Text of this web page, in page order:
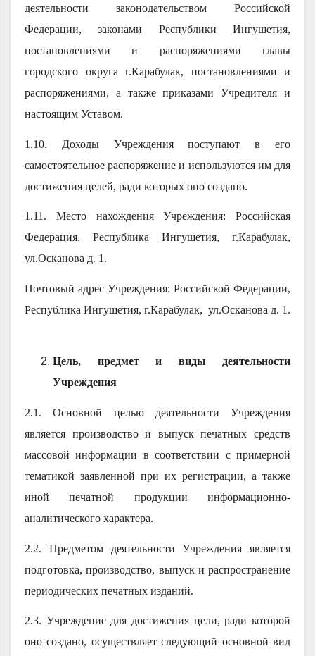
деятельности законодательством Российской
Федерации, законами Республики Ингушетия,
постановлениями и распоряжениями главы
городского округа г.Карабулак, постановлениями и
распоряжениями, а также приказами Учредителя и
настоящим Уставом.
1.10. Доходы Учреждения поступают в его
самостоятельное распоряжение и используются им для
достижения целей, ради которых оно создано.
1.11. Место нахождения Учреждения: Российская
Федерация, Республика Ингушетия, г.Карабулак,
ул.Осканова д. 1.
Почтовый адрес Учреждения: Российской Федерации,
Республика Ингушетия, г.Карабулак, ул.Осканова д. 1.
Цель, предмет и виды деятельности
Учреждения
2.1. Основной целью деятельности Учреждения
является производство и выпуск печатных средств
массовой информации в соответствии с примерной
тематикой заявленной при их регистрации, а также
иной печатной продукции информационно-
аналитического характера.
2.2. Предметом деятельности Учреждения является
подготовка, производство, выпуск и распространение
периодических печатных изданий.
2.3. Учреждение для достижения цели, ради которой
оно создано, осуществляет следующий основной вид